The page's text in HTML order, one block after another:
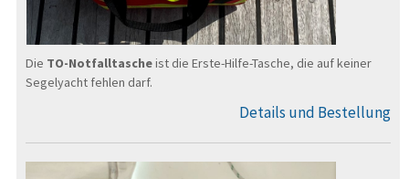
Die TO-Notfalltascheist die Erste-Hilfe-Tasche, die auf keiner
Segel­yacht fehlen darf.
Details und Bestellung